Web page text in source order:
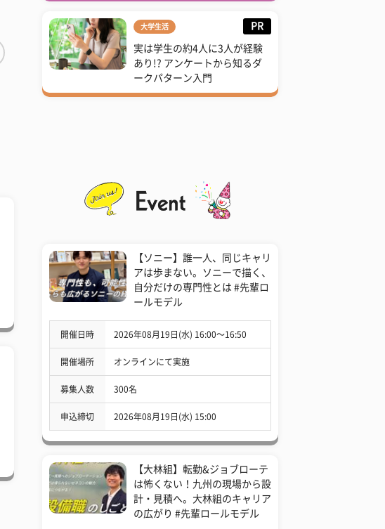
大学生活 PR
実は学生の約4人に3人が経験
あり!? アンケートから知るダ
ークパターン入門
【ソニー】誰一人、同じキャリ
アは歩まない。ソニーで描く、
自分だけの専門性とは #先輩ロ
ールモデル
開催日時 2026年08月19日(水) 16:00〜16:50
開催場所 オンラインにて実施
募集人数 300名
申込締切 2026年08月19日(水) 15:00
【大林組】転勤&ジョブローテ
は怖くない！九州の現場から設
計・見積へ。大林組のキャリア
の広がり #先輩ロールモデル